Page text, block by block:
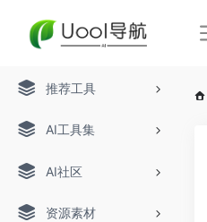
推荐工具
AI工具集
AI社区
资源素材